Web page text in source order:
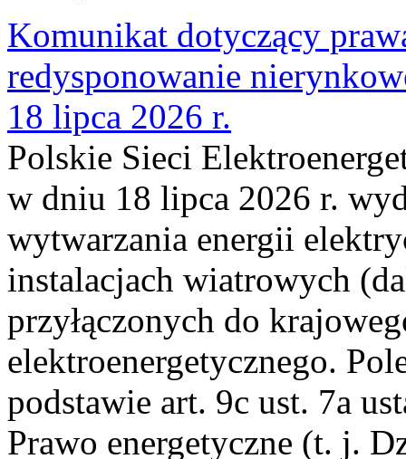
Komunikat dotyczący
redysponowanie
18 lipca 2026 r.
Polskie Sieci
w dniu 18 lipca 2026 r.
wytwarzania energii
instalacjach wiatrowych
przyłączonych do
elektroenergetycznego.
podstawie art. 9c ust. 7a
Prawo energetyczne (t. j.